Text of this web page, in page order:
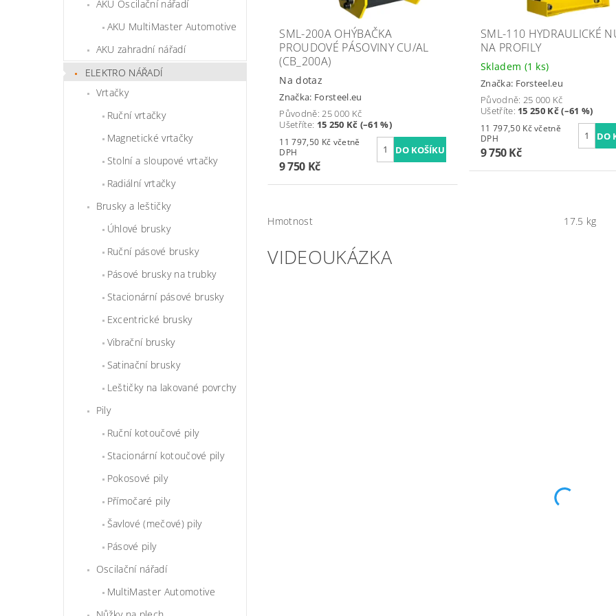
AKU Oscilační nářadí
AKU MultiMaster Automotive
AKU zahradní nářadí
ELEKTRO NÁŘADÍ
Vrtačky
Ruční vrtačky
Magnetické vrtačky
Stolní a sloupové vrtačky
Radiální vrtačky
Brusky a leštičky
Úhlové brusky
Ruční pásové brusky
Pásové brusky na trubky
Stacionární pásové brusky
Excentrické brusky
Vibrační brusky
Satinační brusky
Leštičky na lakované povrchy
Pily
Ruční kotoučové pily
Stacionární kotoučové pily
Pokosové pily
Přímočaré pily
Šavlové (mečové) pily
Pásové pily
Oscilační nářadí
MultiMaster Automotive
SML-200A OHÝBAČKA
PROUDOVÉ PÁSOVINY CU/AL
(CB_200A)
Na dotaz
Značka: Forsteel.eu
Původně:25 000 Kč
Ušetříte: 15 250 Kč (–61 %)
11 797,50 Kč včetně
DPH
9 750 Kč
SML-110 HYDRAULICKÉ
NA PROFILY
Skladem (1 ks)
Značka: Forsteel.eu
Původně: 25 000 Kč
Ušetříte: 15 250 Kč (–61 %)
11 797,50 Kč včetně
DPH
9 750 Kč
Hmotnost 17.5 kg
VIDEOUKÁZKA